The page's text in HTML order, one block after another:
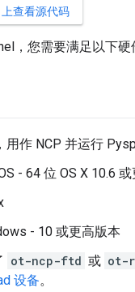
上查看源代码
，您需要满足以下硬
用作 NCP 并运行
- 64 位 OS X 10.6
- 10 或更高版本
ot-ncp-ftd 或 ot-
设备。